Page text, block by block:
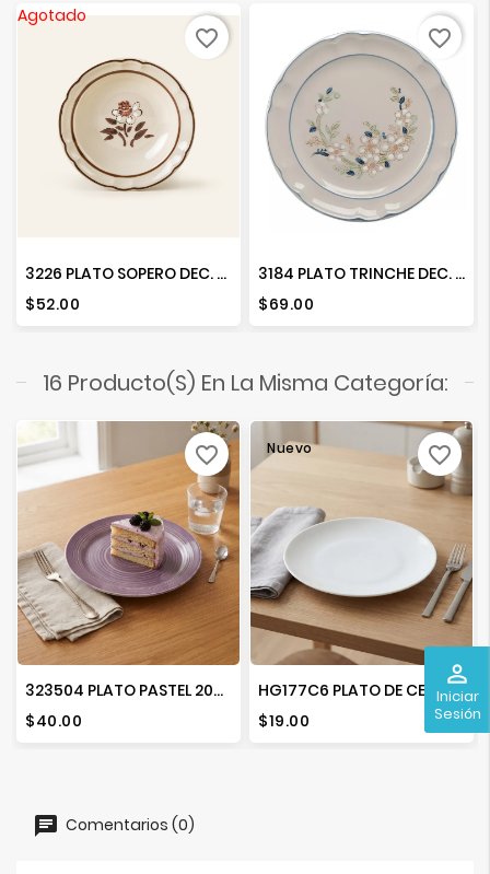
perm_identity
Iniciar
Sesión
Agotado
3226 PLATO SOPERO DEC. FLOR DE OTONO
Precio
$52.00
favorite_border
3184 PLATO TRINCHE DEC. VICTORIA
Precio
$69.00
favorite_border
16 Producto(s) En La Misma Categoría:
323504 PLATO PASTEL 20CM MEXICO LINDO MORADO
Precio
$40.00
favorite_border Nuevo
HG177C6 PLATO DE CERAMICA 7.5 BLANCO
Precio
$19.00
favorite_border
Comentarios (0)